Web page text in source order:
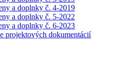
a doplnky č. 4-2019
a doplnky č. 5-2022
a doplnky č. 6-2023
projektových dokumentácií